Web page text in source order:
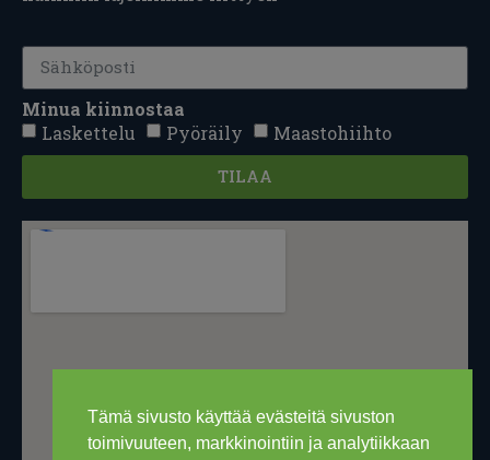
Tämä sivusto käyttää evästeitä sivuston
toimivuuteen, markkinointiin ja analytiikkaan
Minua kiinnostaa
Laskettelu
Pyöräily Maastohiihto
TILAA